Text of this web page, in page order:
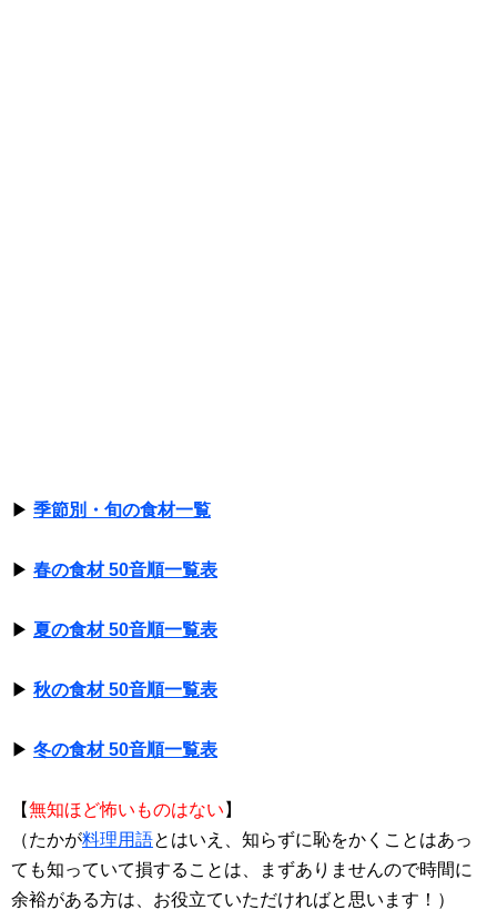
▶ 季節別・旬の食材一覧
▶ 春の食材 50音順一覧表
▶ 夏の食材 50音順一覧表
▶ 秋の食材 50音順一覧表
▶ 冬の食材 50音順一覧表
【無知ほど怖いものはない 】
（たかが料理用語とはいえ、知らずに恥をかくことはあっ
ても知っていて損することは、まずありませんので時間に
余裕がある方は、お役立ていただければと思います！）